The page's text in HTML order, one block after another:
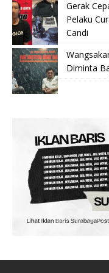
Gerak
Pelaku
Candi
Diminta